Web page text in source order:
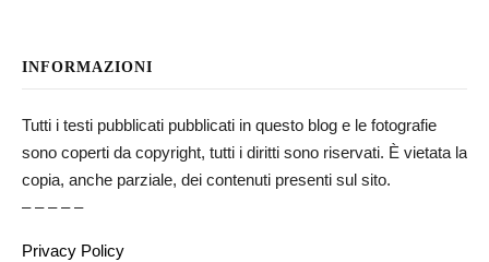
INFORMAZIONI
Tutti i testi pubblicati pubblicati in questo blog e le fotografie
sono coperti da copyright, tutti i diritti sono riservati. È vietata la
copia, anche parziale, dei contenuti presenti sul sito.
– – – – –
Privacy Policy